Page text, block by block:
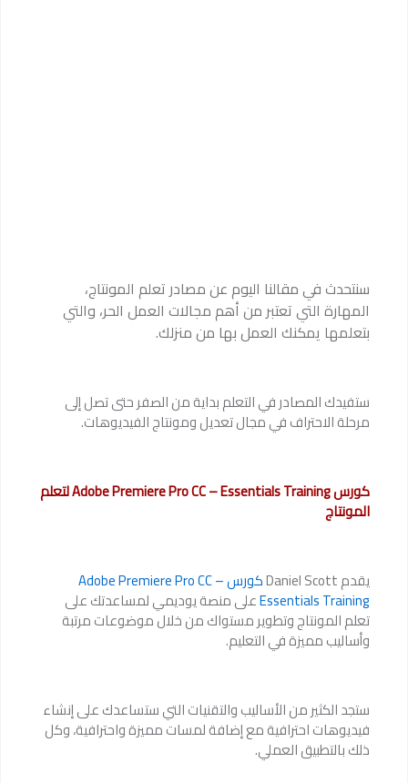
سنتحدث في مقالنا اليوم عن مصادر تعلم المونتاج،
المهارة التي تعتبر من أهم مجالات العمل الحر، والتي
بتعلمها يمكنك العمل بها من منزلك.
ستفيدك المصادر في التعلم بداية من الصفر حتى تصل إلى
مرحلة الاحتراف في مجال تعديل ومونتاج الفيديوهات.
كورس Adobe Premiere Pro CC – Essentials Training لتعلم
المونتاج
يقدم Daniel Scott كورس Adobe Premiere Pro CC –
Essentials Trainingعلى منصة يوديمي لمساعدتك على
تعلم المونتاج وتطوير مستواك من خلال موضوعات مرتبة
وأساليب مميزة في التعليم.
ستجد الكثير من الأساليب والتقنيات التي ستساعدك على إنشاء
فيديوهات احترافية مع إضافة لمسات مميزة واحترافية، وكل
ذلك بالتطبيق العملي.